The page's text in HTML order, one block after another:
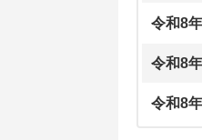
令和8
令和8
令和8